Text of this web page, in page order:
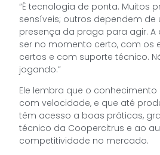
“É tecnologia de ponta. Muitos
sensíveis; outros dependem
presença da praga para agir.
ser no momento certo, com os
certos e com suporte técnico.
jogando.”
Ele lembra que o
com velocidade, e que até
têm acesso a boas práticas,
técnico da Coopercitrus e ao
competitividade no mercado.